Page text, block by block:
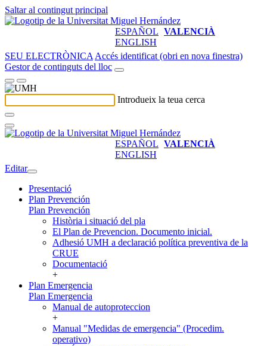
Saltar al contingut principal
ESPAÑOL VALENCIÀ
ENGLISH
SEU ELECTRÒNICA Accés identificat (obri en nova finestra)
Gestor de continguts del lloc
Introdueix la teua cerca
ESPAÑOL VALENCIÀ
ENGLISH
Editar
Presentació
Plan Prevención
Plan Prevención
Història i situació del pla
El Plan de Prevencion. Documento inicial.
Adhesió UMH a declaració política preventiva de la
CRUE
Documentació
+
Plan Emergencia
Plan Emergencia
Manual de autoproteccion
+
Manual "Medidas de emergencia" (Procedim.
operativo)